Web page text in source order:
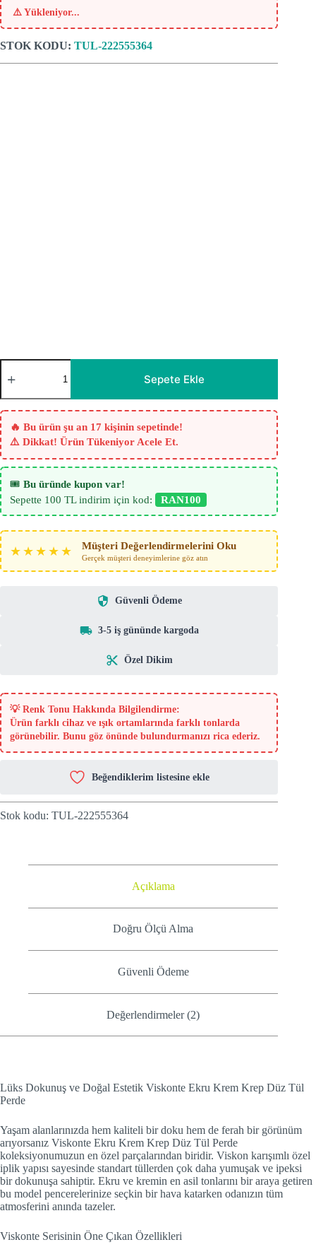
⚠️ Yükleniyor...
STOK KODU: TUL-222555364
Viskonte
Ekru
Krep
Düz
Tül
Perde
adet
Sepete Ekle
🔥 Bu ürün şu an 17 kişinin sepetinde!
⚠️ Dikkat! Ürün Tükeniyor Acele Et.
🎟️ Bu üründe kupon var!
Sepette 100 TL indirim için kod:
RAN100
★★★★★ Müşteri Değerlendirmelerini Oku
Gerçek müşteri deneyimlerine göz atın
Güvenli Ödeme
3-5 iş gününde kargoda
Özel Dikim
💡 Renk Tonu Hakkında Bilgilendirme:
Ürün farklı cihaz ve ışık ortamlarında farklı tonlarda
görünebilir. Bunu göz önünde bulundurmanızı rica ederiz.
Beğendiklerim listesine ekle
Stok kodu: TUL-222555364
Açıklama
Doğru Ölçü Alma
Güvenli Ödeme
Değerlendirmeler (2)
Lüks Dokunuş ve Doğal Estetik Viskonte Ekru Krem Krep Düz Tül
Perde
Yaşam alanlarınızda hem kaliteli bir doku hem de ferah bir görünüm
arıyorsanız Viskonte Ekru Krem Krep Düz Tül Perde
koleksiyonumuzun en özel parçalarından biridir. Viskon karışımlı özel
iplik yapısı sayesinde standart tüllerden çok daha yumuşak ve ipeksi
bir dokunuşa sahiptir. Ekru ve kremin en asil tonlarını bir araya getiren
bu model pencerelerinize seçkin bir hava katarken odanızın tüm
atmosferini anında tazeler.
Viskonte Serisinin Öne Çıkan Özellikleri